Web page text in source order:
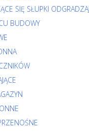
SIĘ SŁUPKI
BUDOWY